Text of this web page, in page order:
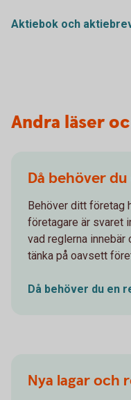
Aktiebok och
Andra läser
Då behöver
Behöver ditt företag
företagare är svaret
vad reglerna innebär
tänka på oavsett
Då behöver du en
Nya lagar och